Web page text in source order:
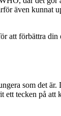
även kunnat
att förbättra
som det
tecken på att